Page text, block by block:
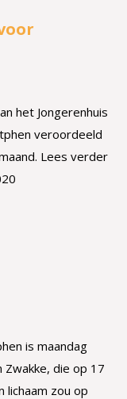
het Jongerenhuis
veroordeeld
Lees verder
is maandag
die op 17
zou op